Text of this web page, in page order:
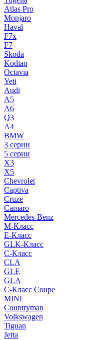
Atlas Pro
Monjaro
Haval
F7x
F7
Skoda
Kodiaq
Octavia
Yeti
Audi
A5
A6
Q3
A4
BMW
3 серии
5 серии
X3
X5
Chevrolet
Captiva
Cruze
Camaro
Mercedes-Benz
M-Класс
E-Класс
GLK-Класс
C-Класс
CLA
GLE
GLA
C-Класс Coupe
MINI
Countryman
Volkswagen
Tiguan
Jetta